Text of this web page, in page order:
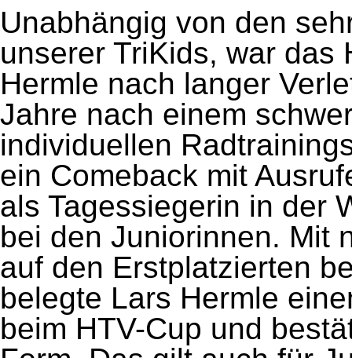
Unabhängig von den
unserer TriKids, war das
Hermle nach langer
Jahre nach einem
individuellen
ein Comeback mit
als Tagessiegerin in der
bei den Juniorinnen. Mit
auf den Erstplatzierten
belegte Lars Hermle
beim HTV-Cup und